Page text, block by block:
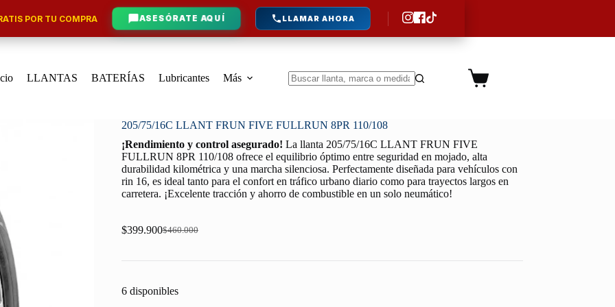
POR TU COMPRA ASESÓRATE AQUÍ LLAMAR AHORA
LLANTAS BATERÍAS Lubricantes
Más
Carro
205/75/16C LLANT FRUN FIVE FULLRUN 8PR 110/108
¡Rendimiento y control asegurado! La llanta 205/75/16C LLANT FRUN FIVE
FULLRUN 8PR 110/108 ofrece el equilibrio óptimo entre seguridad en mojado, alta
durabilidad kilométrica y una marcha silenciosa. Perfectamente diseñada para vehículos con
rin 16, es ideal tanto para el confort en tráfico urbano diario como para trayectos largos en
carretera. ¡Excelente tracción y ahorro de combustible en un solo neumático!
$460.000
Original
was:
$399.900Current
is:
6 disponibles